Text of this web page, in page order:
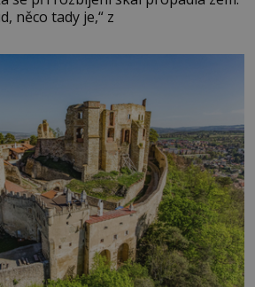
něco tady je,“ z